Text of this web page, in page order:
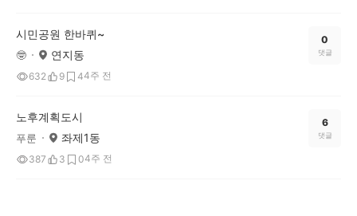
시민공원 한바퀴~
🤓 연지동
632 9 44주 전
0
댓글
노후계획도시
푸룬 좌제1동
387 3 04주 전
6
댓글